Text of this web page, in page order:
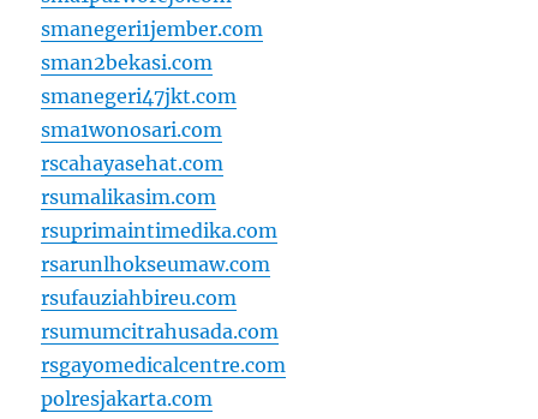
smanegeri1jember.com
sman2bekasi.com
smanegeri47jkt.com
sma1wonosari.com
rscahayasehat.com
rsumalikasim.com
rsuprimaintimedika.com
rsarunlhokseumaw.com
rsufauziahbireu.com
rsumumcitrahusada.com
rsgayomedicalcentre.com
polresjakarta.com